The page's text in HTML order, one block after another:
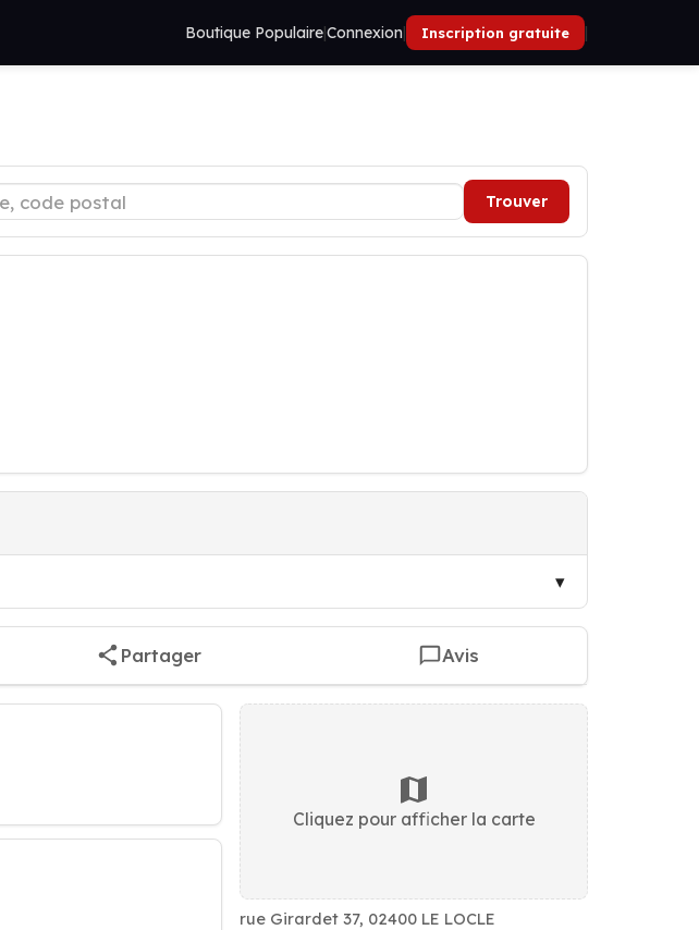
Boutique Populaire|Connexion| Inscription gratuite |
Trouver
Partager Avis
Cliquez pour afficher la carte
rue Girardet 37, 02400 LE LOCLE